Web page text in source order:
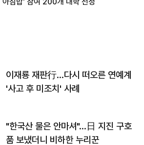
이재룡 재판行…다시 떠오른 연예계
'사고 후 미조치' 사례
"한국산 물은 안마셔"…日 지진 구호
품 보냈더니 비하한 누리꾼